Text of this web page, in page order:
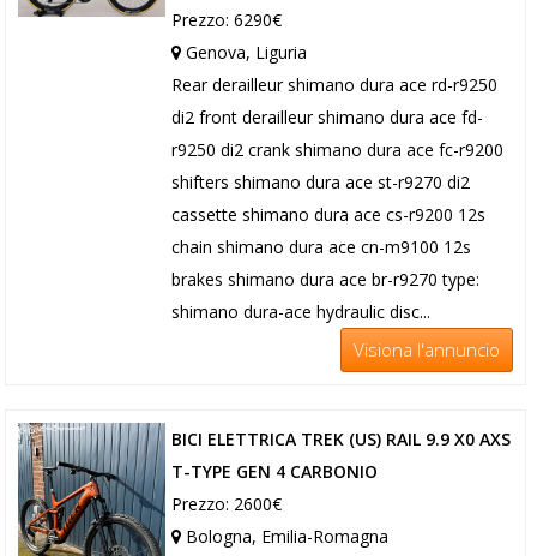
Prezzo: 6290€
Genova, Liguria
Rear derailleur shimano dura ace rd-r9250
di2 front derailleur shimano dura ace fd-
r9250 di2 crank shimano dura ace fc-r9200
shifters shimano dura ace st-r9270 di2
cassette shimano dura ace cs-r9200 12s
chain shimano dura ace cn-m9100 12s
brakes shimano dura ace br-r9270 type:
shimano dura-ace hydraulic disc...
Visiona l'annuncio
BICI ELETTRICA TREK (US) RAIL 9.9 X0 AXS
T-TYPE GEN 4 CARBONIO
Prezzo: 2600€
Bologna, Emilia-Romagna